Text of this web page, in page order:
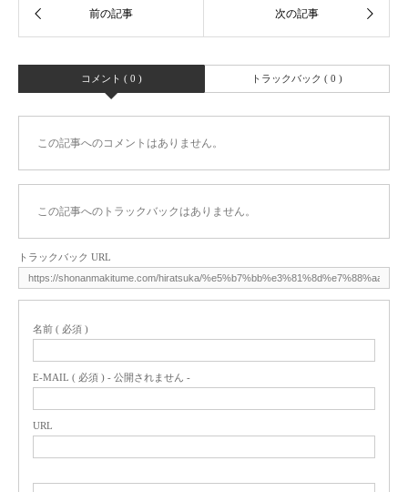
コメント ( 0 ) トラックバック ( 0 )
この記事へのコメントはありません。
この記事へのトラックバックはありません。
トラックバック URL
名前 ( 必須 )
E-MAIL ( 必須 ) - 公開されません -
URL